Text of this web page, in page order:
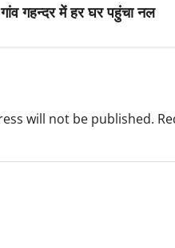
गहन्दर में हर घर पहुंचा नल
will not be published.